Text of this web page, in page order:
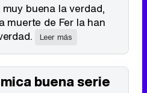
buena la verdad,
muerte de Fer la han
Leer más
buena serie